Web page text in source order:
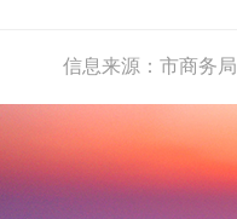
信息来源：市商务局